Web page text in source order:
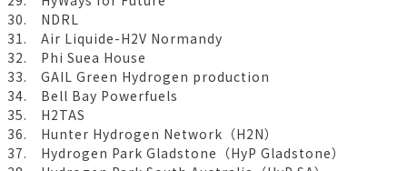
30. NDRL
31. Air Liquide-H2V Normandy
32. Phi Suea House
33. GAIL Green Hydrogen production
34. Bell Bay Powerfuels
35. H2TAS
36. Hunter Hydrogen Network（H2N）
37. Hydrogen Park Gladstone（HyP Gladstone）